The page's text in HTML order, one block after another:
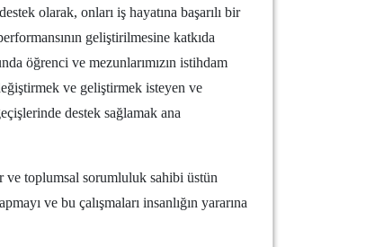
olarak, onları iş hayatına başarılı bir
geliştirilmesine katkıda
öğrenci ve mezunlarımızın istihdam
ve geliştirmek isteyen ve
destek sağlamak ana
ve toplumsal sorumluluk sahibi üstün
ve bu çalışmaları insanlığın yararına